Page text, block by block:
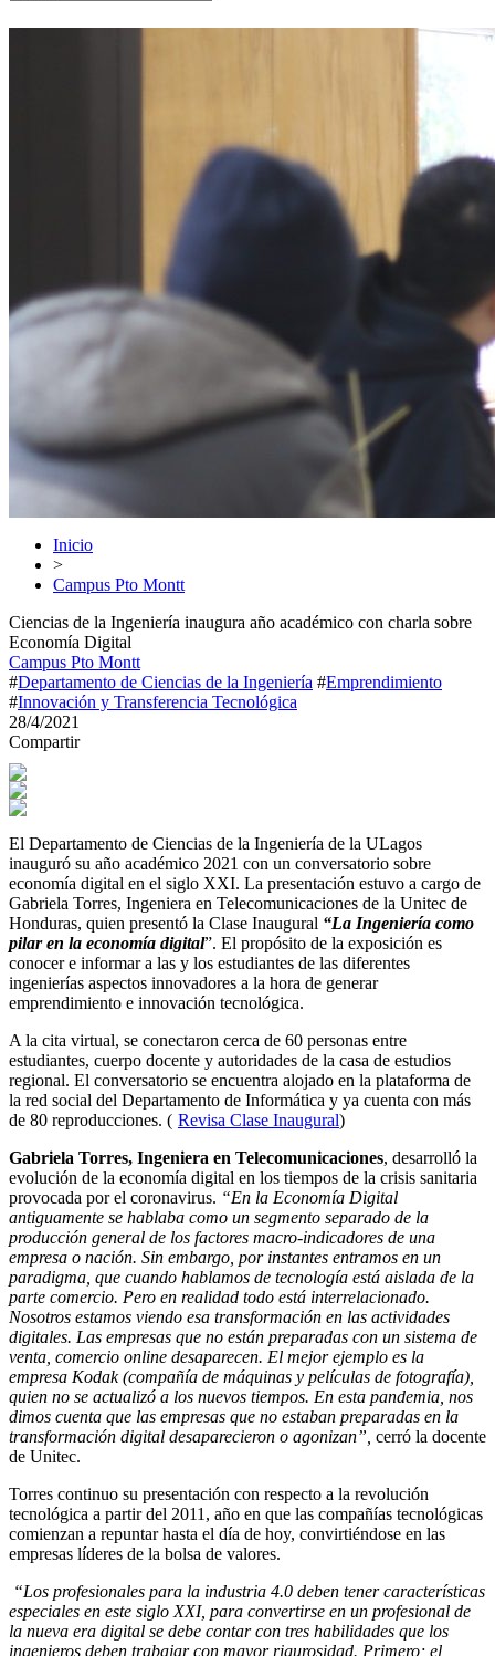
Inicio
>
Campus Pto Montt
Ciencias de la Ingeniería inaugura año académico con charla sobre
Economía Digital
Campus Pto Montt
#Departamento de Ciencias de la Ingeniería #Emprendimiento
#Innovación y Transferencia Tecnológica
28/4/2021
Compartir
El Departamento de Ciencias de la Ingeniería de la ULagos
inauguró su año académico 2021 con un conversatorio sobre
economía digital en el siglo XXI. La presentación estuvo a cargo de
Gabriela Torres, Ingeniera en Telecomunicaciones de la Unitec de
Honduras, quien presentó la Clase Inaugural “La Ingeniería como
pilar en la economía digital”. El propósito de la exposición es
conocer e informar a las y los estudiantes de las diferentes
ingenierías aspectos innovadores a la hora de generar
emprendimiento e innovación tecnológica.
A la cita virtual, se conectaron cerca de 60 personas entre
estudiantes, cuerpo docente y autoridades de la casa de estudios
regional. El conversatorio se encuentra alojado en la plataforma de
la red social del Departamento de Informática y ya cuenta con más
de 80 reproducciones. ( Revisa Clase Inaugural)
Gabriela Torres, Ingeniera en Telecomunicaciones, desarrolló la
evolución de la economía digital en los tiempos de la crisis sanitaria
provocada por el coronavirus. “En la Economía Digital
antiguamente se hablaba como un segmento separado de la
producción general de los factores macro-indicadores de una
empresa o nación. Sin embargo, por instantes entramos en un
paradigma, que cuando hablamos de tecnología está aislada de la
parte comercio. Pero en realidad todo está interrelacionado.
Nosotros estamos viendo esa transformación en las actividades
digitales. Las empresas que no están preparadas con un sistema de
venta, comercio online desaparecen. El mejor ejemplo es la
empresa Kodak (compañía de máquinas y películas de fotografía),
quien no se actualizó a los nuevos tiempos. En esta pandemia, nos
dimos cuenta que las empresas que no estaban preparadas en la
transformación digital desaparecieron o agonizan”, cerró la docente
de Unitec.
Torres continuo su presentación con respecto a la revolución
tecnológica a partir del 2011, año en que las compañías tecnológicas
comienzan a repuntar hasta el día de hoy, convirtiéndose en las
empresas líderes de la bolsa de valores.
“Los profesionales para la industria 4.0 deben tener características
especiales en este siglo XXI, para convertirse en un profesional de
la nueva era digital se debe contar con tres habilidades que los
ingenieros deben trabajar con mayor rigurosidad. Primero; el